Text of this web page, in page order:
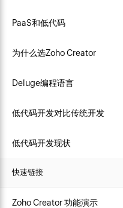
PaaS和低代码
为什么选Zoho Creator
Deluge编程语言
低代码开发对比传统开发
低代码开发现状
快速链接
Zoho Creator 功能演示